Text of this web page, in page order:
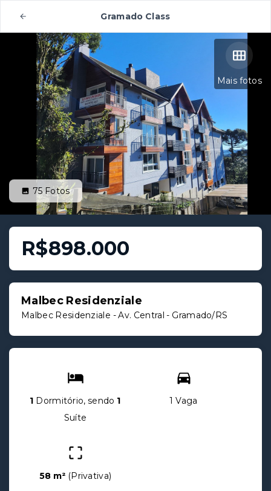
Gramado Class
Mais fotos
75Fotos
R$898.000
Malbec Residenziale
Malbec Residenziale -Av. Central - Gramado/RS
1 Dormitório, sendo 1
Suíte
1 Vaga
58 m² (Privativa)